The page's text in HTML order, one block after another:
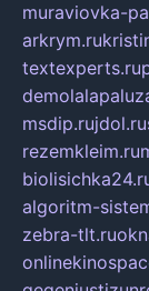
muraviovka-
arkrym.ru
textexperts.ru
msdip.rujdol.ru
rezemkleim.ru
algoritm-
zebra-tlt.ru